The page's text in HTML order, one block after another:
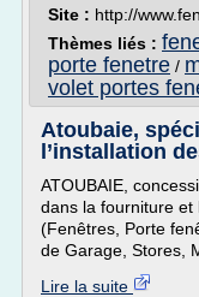
Site : http://
Thèmes liés :
porte fenetre /
volet portes
Atoubaie,
l’installation
ATOUBAIE,
dans la fourniture
(Fenêtres, Porte
de Garage, Stores,
Lire la suite